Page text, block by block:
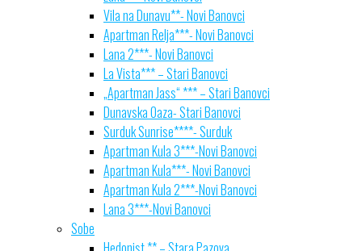
Vila na Dunavu**- Novi Banovci
Apartman Relja***- Novi Banovci
Lana 2***- Novi Banovci
La Vista*** – Stari Banovci
„Apartman Jass“ *** – Stari Banovci
Dunavska Oaza- Stari Banovci
Surduk Sunrise****- Surduk
Apartman Kula 3***-Novi Banovci
Apartman Kula***- Novi Banovci
Apartman Kula 2***-Novi Banovci
Lana 3***-Novi Banovci
Sobe